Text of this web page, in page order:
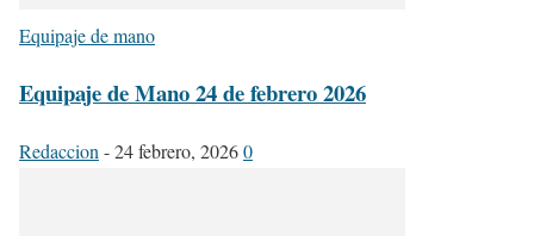
Equipaje de mano
Equipaje de Mano 24 de febrero 2026
Redaccion -24 febrero, 20260